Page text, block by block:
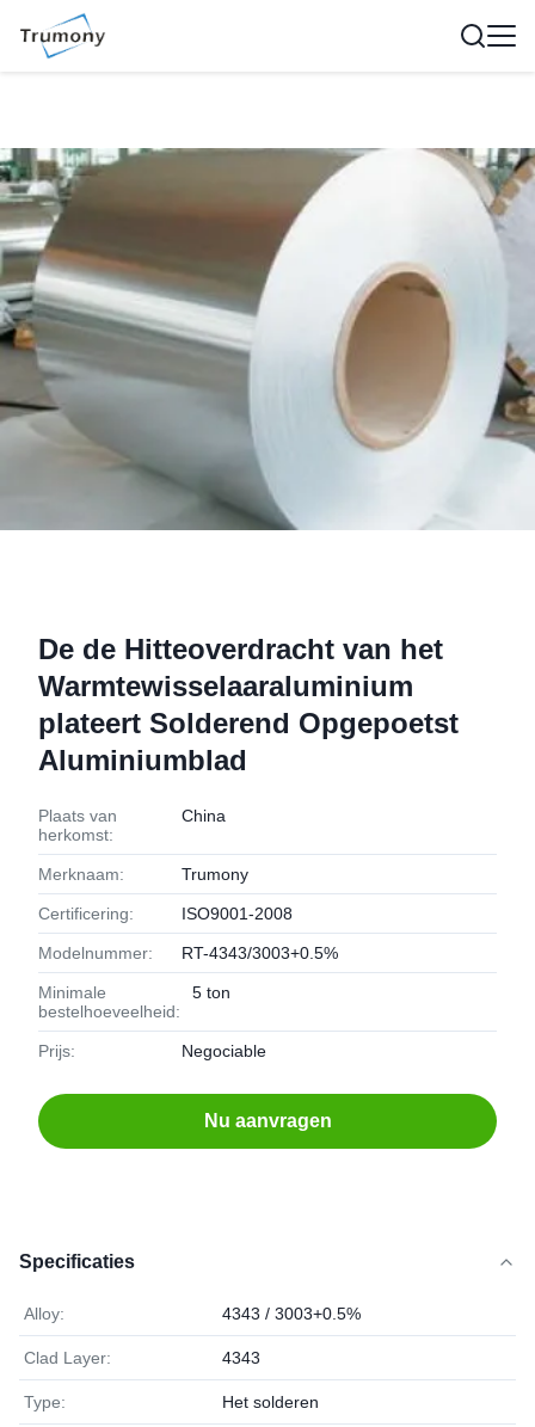
De de Hitteoverdracht van het
Warmtewisselaaraluminium
plateert Solderend Opgepoetst
Aluminiumblad
Plaats van
herkomst:
China
Merknaam: Trumony
Certificering: ISO9001-2008
Modelnummer: RT-4343/3003+0.5%
Minimale
bestelhoeveelheid:
5 ton
Prijs: Negociable
Nu aanvragen
Specificaties
Alloy: 4343 / 3003+0.5%
Clad Layer: 4343
Type: Het solderen